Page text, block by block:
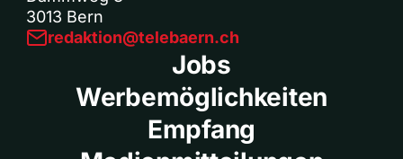
3013 Bern
redaktion@telebaern.ch
Jobs
Werbemöglichkeiten
Empfang